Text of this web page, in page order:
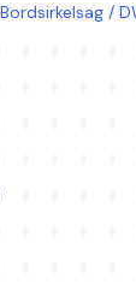
Bordsirkelsag